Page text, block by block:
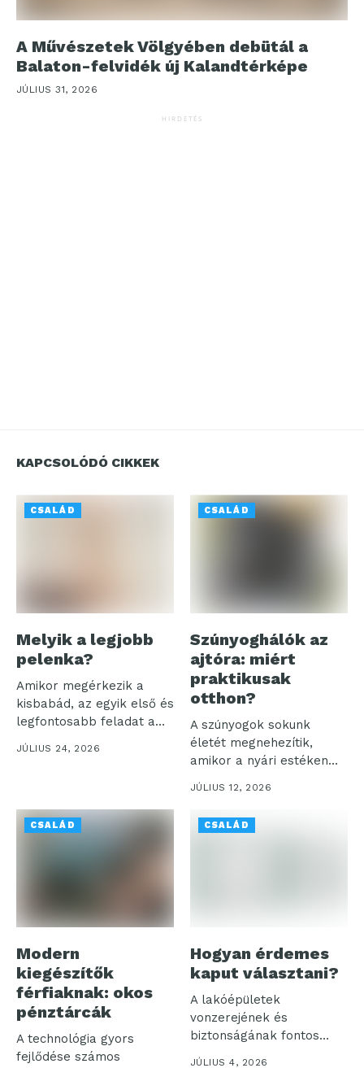
A Művészetek Völgyében debütál a
Balaton-felvidék új Kalandtérképe
JÚLIUS 31, 2026
HIRDETÉS
KAPCSOLÓDÓ CIKKEK
CSALÁD
Melyik a legjobb
pelenka?
Amikor megérkezik a
kisbabád, az egyik első és
legfontosabb feladat a
megfelelő...
JÚLIUS 24, 2026
CSALÁD
Szúnyoghálók az
ajtóra: miért
praktikusak
otthon?
A szúnyogok sokunk
életét megnehezítik,
amikor a nyári estéken
akarjuk élvezni a...
JÚLIUS 12, 2026
CSALÁD
Modern
kiegészítők
férfiaknak: okos
pénztárcák
A technológia gyors
fejlődése számos
CSALÁD
Hogyan érdemes
kaput választani?
A lakóépületek
vonzerejének és
biztonságának fontos
eleme a kapu. Hiszen
JÚLIUS 4, 2026